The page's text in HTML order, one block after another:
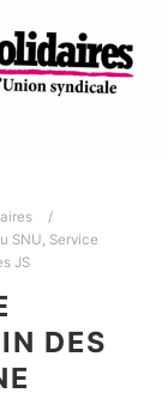
SNU, Service
JS
DES